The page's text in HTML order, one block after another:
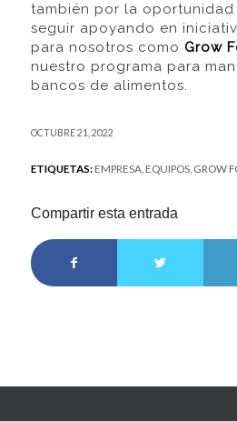
también por la
seguir apoyando en
para nosotros como Grow
nuestro programa para
bancos de alimentos.
OCTUBRE 21, 2022
ETIQUETAS: EMPRESA, EQUIPOS, GROW
Compartir esta entrada